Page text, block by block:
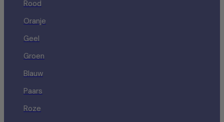
Rood
Oranje
Geel
Groen
Blauw
Paars
Roze